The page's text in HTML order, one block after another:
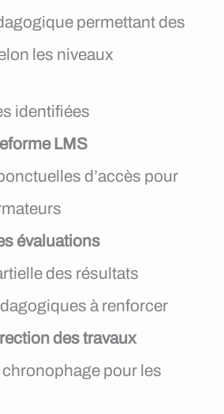
permettant des
les niveaux
identifiées
LMS
d’accès pour
évaluations
des résultats
à renforcer
des travaux
pour les